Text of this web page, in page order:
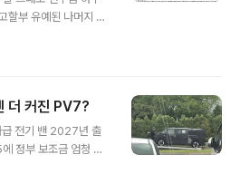
할부 유예된 나머지 비
는 전액 내고 인수 가
대표 자동차회사 hyu
릭, 넥쏘를스마트하
+ 포터 EV 부담 D
EV 부담 Down +ww
더 커진 PV7?
급 전기 밴 2027년 출
정부 보조금 엄청 태
일단 싸니께... 암튼 뭐